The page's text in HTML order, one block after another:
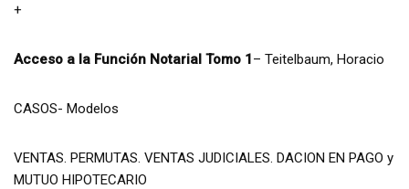
+
Acceso a la Función Notarial Tomo 1– Teitelbaum, Horacio
CASOS- Modelos
VENTAS. PERMUTAS. VENTAS JUDICIALES. DACION EN PAGO y
MUTUO HIPOTECARIO